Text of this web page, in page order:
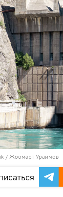
/ Жоомарт Ураимов